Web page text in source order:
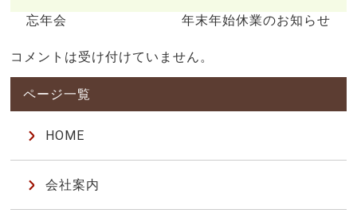
忘年会 年末年始休業のお知らせ
コメントは受け付けていません。
HOME
会社案内